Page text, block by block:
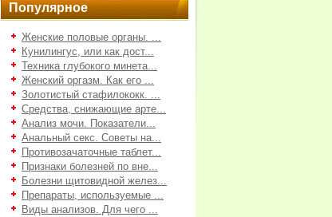
Популярное
Женские половые органы. ...
Кунилингус, или как дост...
Техника глубокого минета...
Женский оргазм. Как его ...
Золотистый стафилококк. ...
Средства, снижающие арте...
Анализ мочи. Показатели...
Анальный секс. Советы на...
Противозачаточные таблет...
Признаки болезней по вне...
Болезни щитовидной желез...
Препараты, используемые ...
Виды анализов. Для чего ...